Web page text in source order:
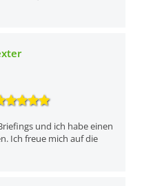
und ich habe einen
Ich freue mich auf die